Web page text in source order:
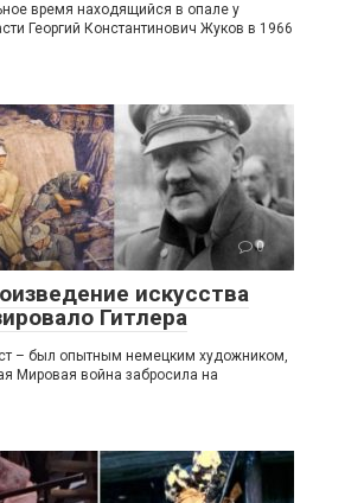
время находящийся в опале у
Георгий Константинович Жуков в 1966
0
искусства
Гитлера
– был опытным немецким художником,
Мировая война забросила на